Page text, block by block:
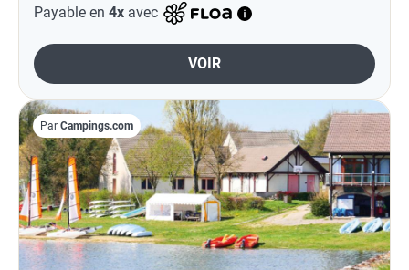
Payable en 4x avec
VOIR
Par Campings.com